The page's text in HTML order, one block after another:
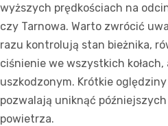
wyższych prędkościach na
czy Tarnowa. Warto zwrócić
razu kontrolują stan bieżnika,
ciśnienie we wszystkich
uszkodzonym. Krótkie
pozwalają uniknąć
powietrza.